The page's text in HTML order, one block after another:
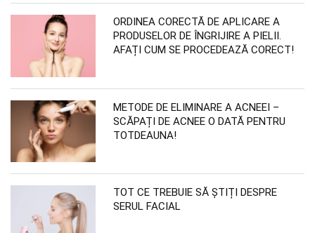
ORDINEA CORECTĂ DE APLICARE A
PRODUSELOR DE ÎNGRIJIRE A PIELII.
AFAȚI CUM SE PROCEDEAZĂ CORECT!
METODE DE ELIMINARE A ACNEEI –
SCĂPAȚI DE ACNEE O DATĂ PENTRU
TOTDEAUNA!
TOT CE TREBUIE SĂ ȘTIȚI DESPRE
SERUL FACIAL